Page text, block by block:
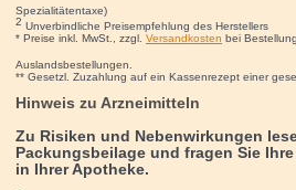
Spezialitätentaxe)
2 Unverbindliche Preisempfehlung des Herstellers
* Preise inkl. MwSt., zzgl. Versandkosten bei
Auslandsbestellungen.
** Gesetzl. Zuzahlung auf ein Kassenrezept einer
Hinweis zu Arzneimitteln
Zu Risiken und Nebenwirkungen
Packungsbeilage und fragen Sie
in Ihrer Apotheke.